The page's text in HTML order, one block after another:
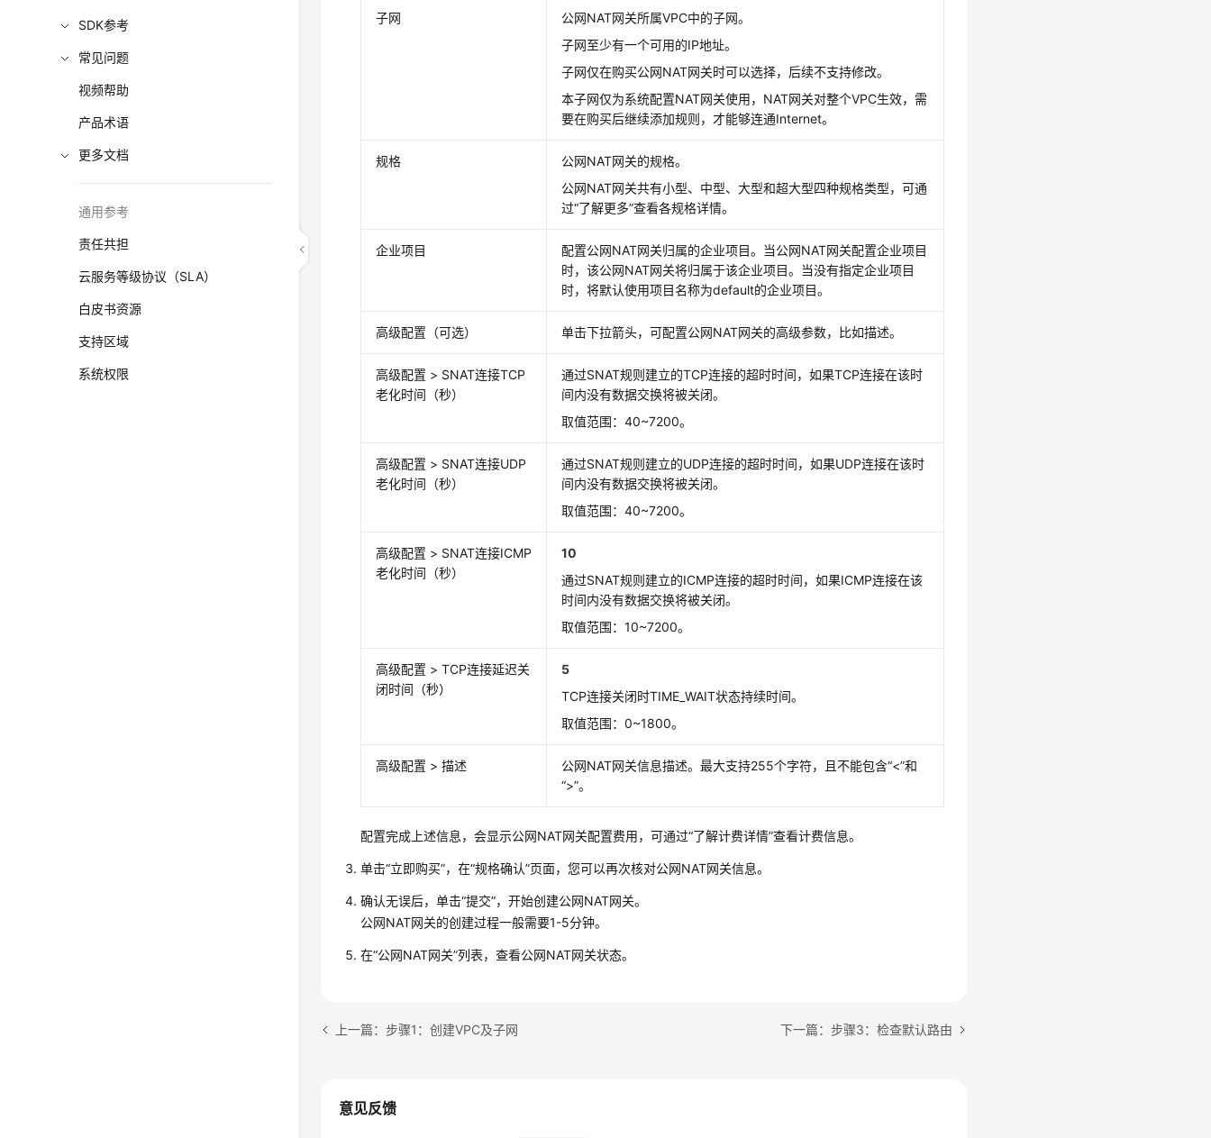
SDK参考
常见问题
视频帮助
产品术语
更多文档
通用参考
责任共担
云服务等级协议（SLA）
白皮书资源
支持区域
系统权限
子网 公网NAT网关所属VPC中的子网。
子网至少有一个可用的IP地址。
子网仅在购买公网NAT网关时可以选择，后续不支持修改。
本子网仅为系统配置NAT网关使用，NAT网关对整个VPC生效，需
要在购买后继续添加规则，才能够连通Internet。
规格 公网NAT网关的规格。
公网NAT网关共有小型、中型、大型和超大型四种规格类型，可通
过“了解更多”查看各规格详情。
企业项目 配置公网NAT网关归属的企业项目。当公网NAT网关配置企业项目
时，该公网NAT网关将归属于该企业项目。当没有指定企业项目
时，将默认使用项目名称为default的企业项目。
高级配置（可选） 单击下拉箭头，可配置公网NAT网关的高级参数，比如描述。
高级配置 > SNAT连接TCP
老化时间（秒）
通过SNAT规则建立的TCP连接的超时时间，如果TCP连接在该时
间内没有数据交换将被关闭。
取值范围：40~7200。
高级配置 > SNAT连接UDP
老化时间（秒）
通过SNAT规则建立的UDP连接的超时时间，如果UDP连接在该时
间内没有数据交换将被关闭。
取值范围：40~7200。
高级配置 > SNAT连接ICMP
老化时间（秒）
10
通过SNAT规则建立的ICMP连接的超时时间，如果ICMP连接在该
时间内没有数据交换将被关闭。
取值范围：10~7200。
高级配置 > TCP连接延迟关
闭时间（秒）
5
TCP连接关闭时TIME_WAIT状态持续时间。
取值范围：0~1800。
高级配置 > 描述 公网NAT网关信息描述。最大支持255个字符，且不能包含“<”和
“>”。
配置完成上述信息，会显示公网NAT网关配置费用，可通过“了解计费详情”查看计费信息。
单击“立即购买”，在“规格确认”页面，您可以再次核对公网NAT网关信息。
确认无误后，单击“提交”，开始创建公网NAT网关。
公网NAT网关的创建过程一般需要1-5分钟。
在“公网NAT网关”列表，查看公网NAT网关状态。
上一篇：步骤1：创建VPC及子网 下一篇：步骤3：检查默认路由
意见反馈